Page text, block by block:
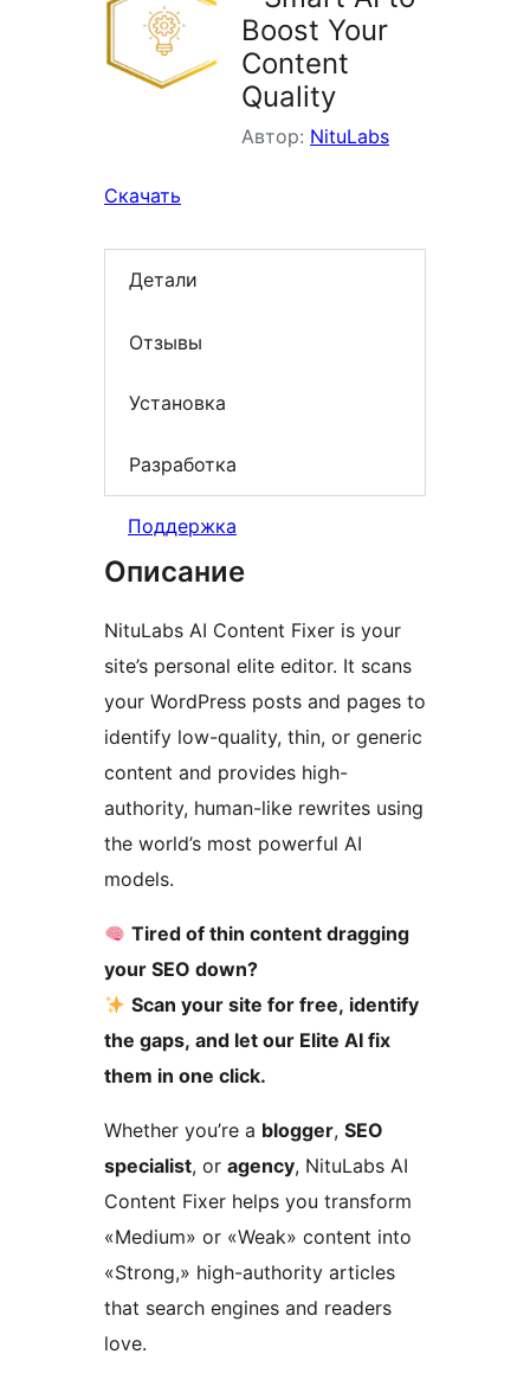
Boost Your
Content
Quality
Автор: NituLabs
Скачать
Детали
Отзывы
Установка
Разработка
Поддержка
Описание
NituLabs AI Content Fixer is your
site’s personal elite editor. It scans
your WordPress posts and pages to
identify low-quality, thin, or generic
content and provides high-
authority, human-like rewrites using
the world’s most powerful AI
models.
Tired of thin content dragging
your SEO down?
Scan your site for free, identify
the gaps, and let our Elite AI fix
them in one click.
Whether you’re a blogger, SEO
specialist, or agency, NituLabs AI
Content Fixer helps you transform
«Medium» or «Weak» content into
«Strong,» high-authority articles
that search engines and readers
love.